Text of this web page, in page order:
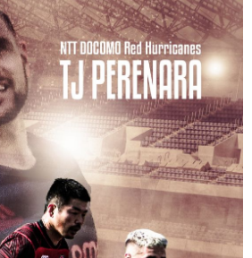
お
問
い
合